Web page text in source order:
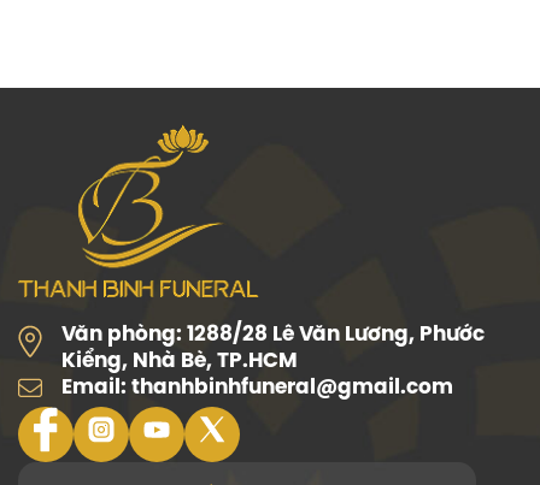
Văn phòng: 1288/28 Lê Văn Lương, Phước
Kiểng, Nhà Bè, TP.HCM
Email: thanhbinhfuneral@gmail.com